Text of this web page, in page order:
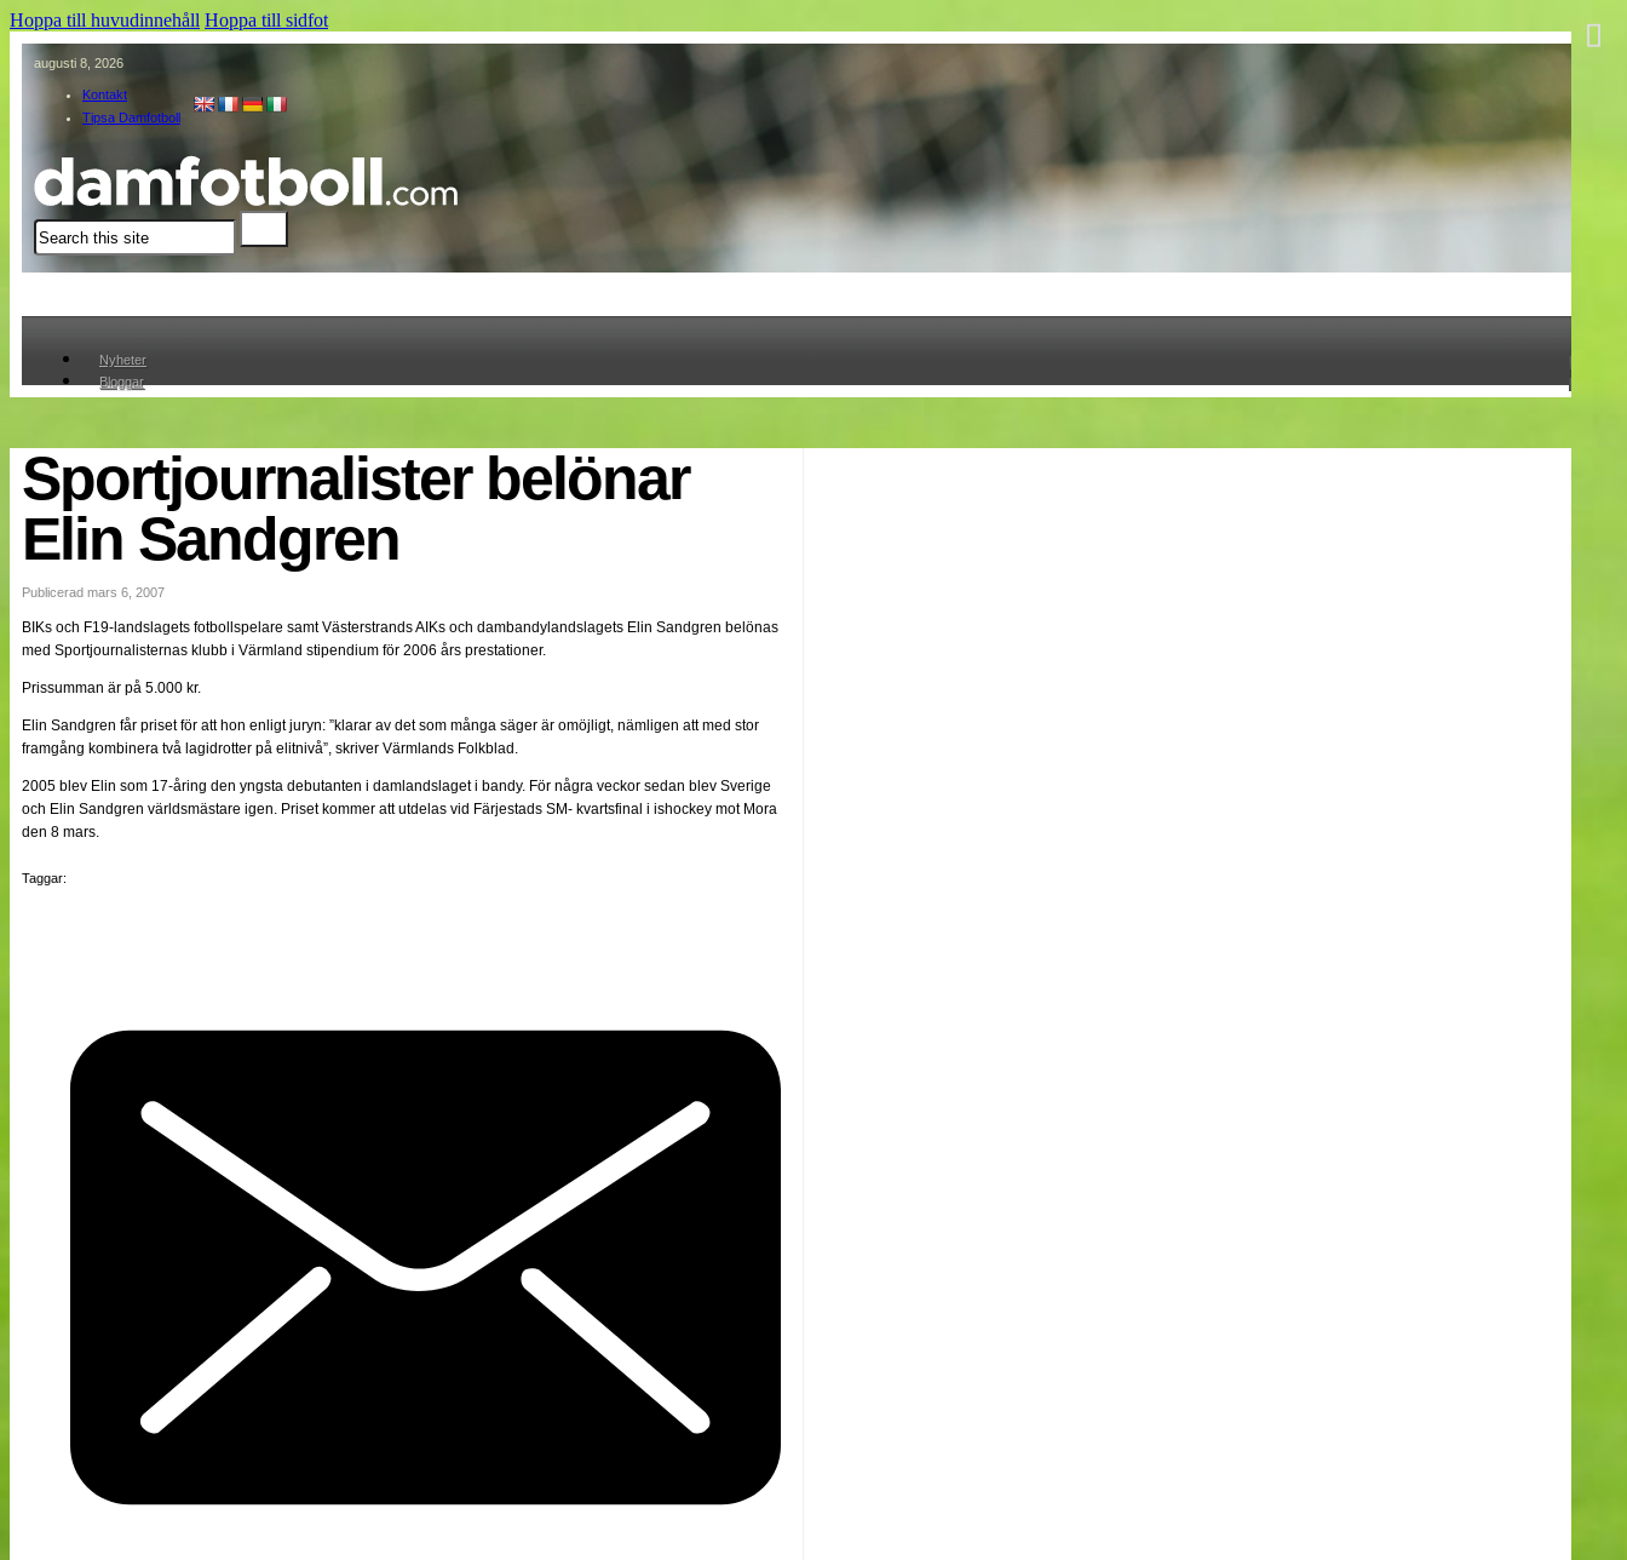
Hoppa till huvudinnehåll Hoppa till sidfot
augusti 8, 2026
Kontakt
Tipsa Damfotboll
Sök
Nyheter
Bloggar
Cuper
Medlemmar
Medlemsbilder
Till klubbkassan
Om oss
NÄTverket
Nyheter
Bloggar
Lagen
Webb-TV
Cuper
Medlemsbilder
Till klubbkassan
Om oss
Sportjournalister belönar
Elin Sandgren
Publicerad mars 6, 2007
BIKs och F19-landslagets fotbollspelare samt Västerstrands AIKs och dambandylandslagets Elin Sandgren belönas
med Sportjournalisternas klubb i Värmland stipendium för 2006 års prestationer.
Prissumman är på 5.000 kr.
Elin Sandgren får priset för att hon enligt juryn: ”klarar av det som många säger är omöjligt, nämligen att med stor
framgång kombinera två lagidrotter på elitnivå”, skriver Värmlands Folkblad.
2005 blev Elin som 17-åring den yngsta debutanten i damlandslaget i bandy. För några veckor sedan blev Sverige
och Elin Sandgren världsmästare igen. Priset kommer att utdelas vid Färjestads SM- kvartsfinal i ishockey mot Mora
den 8 mars.
Taggar: